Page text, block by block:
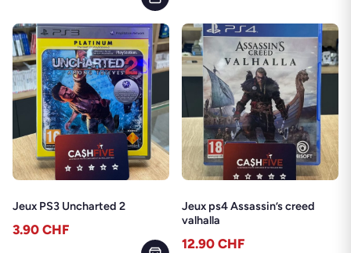
Jeux PS3 Uncharted 2
3.90 CHF
Jeux ps4 Assassin’s creed
valhalla
12.90 CHF